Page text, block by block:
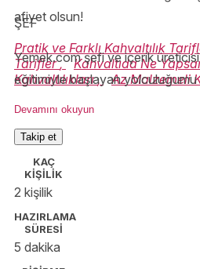
afiyet olsun!
Pratik ve Farklı Kahvaltılık
Tarifler, Kahvaltıda Ne
Kahvaltılıkları, Az Malzemeli
ŞEF
Yemek.com şefi ve içerik
eğitimiyle başlayan yolculuğumu
tutku. 🍔🍳🥑
Devamını okuyun
Takip et
KAÇ
KİŞİLİK
2 kişilik
HAZIRLAMA
SÜRESİ
5 dakika